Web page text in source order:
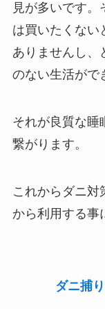
見が多いです。
は買いたくない
ありませんし、
のない生活がで
それが良質な睡
繋がります。
これからダニ対
から利用する事
ダニ捕